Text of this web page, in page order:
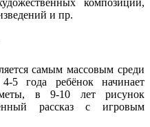
композиций,
и пр.
самым массовым среди
5 года ребёнок начинает
в 9-10 лет рисунок
рассказ с игровым